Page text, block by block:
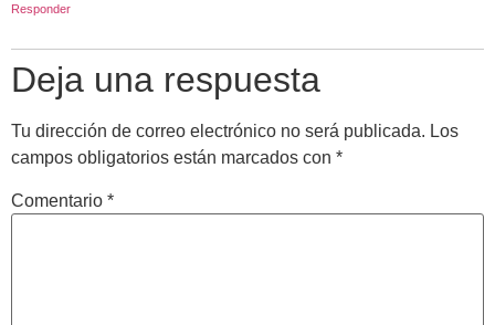
Responder
Deja una respuesta
Tu dirección de correo electrónico no será publicada. Los
campos obligatorios están marcados con *
Comentario *